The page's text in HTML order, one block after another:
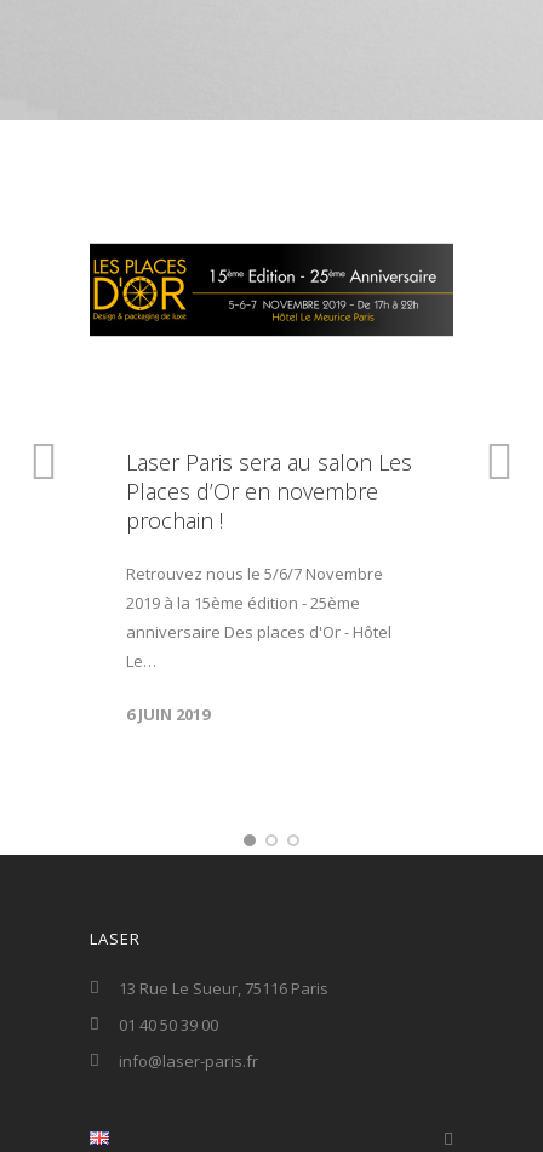
Laser Paris sera au salon Les
Places d’Or en novembre
prochain !
Retrouvez nous le 5/6/7 Novembre
2019 à la 15ème édition - 25ème
anniversaire Des places d'Or - Hôtel
Le…
6 JUIN 2019
LASER
13 Rue Le Sueur, 75116 Paris
01 40 50 39 00
info@laser-paris.fr